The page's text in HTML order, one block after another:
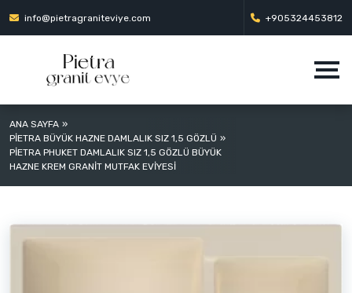
info@pietragraniteviye.com +905324453812
ANA SAYFA
PİETRA BÜYÜK HAZNE DAMLALIK SIZ 1,5 GÖZLÜ
PİETRA PHUKET DAMLALIK SIZ 1,5 GÖZLÜ BÜYÜK
HAZNE KREM GRANİT MUTFAK EVİYESİ